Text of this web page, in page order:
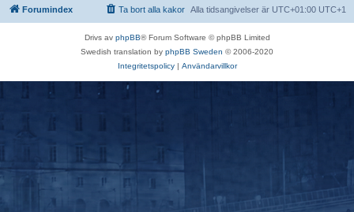
Forumindex Alla tidsangivelser är UTC+01:00 UTC+1
Ta bort alla kakor
Drivs av phpBB® Forum Software © phpBB Limited
Swedish translation by phpBB Sweden © 2006-2020
Integritetspolicy| Användarvillkor